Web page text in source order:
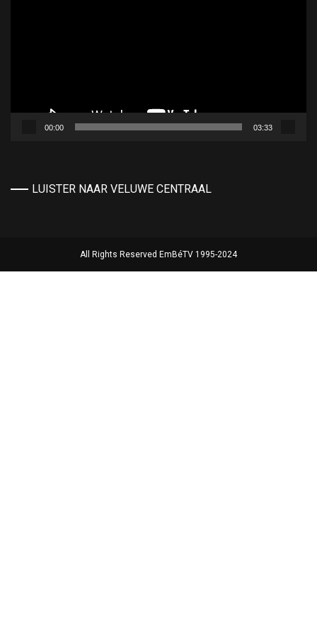
00:00 03:33
LUISTER NAAR VELUWE CENTRAAL
All Rights Reserved EmBéTV 1995-2024